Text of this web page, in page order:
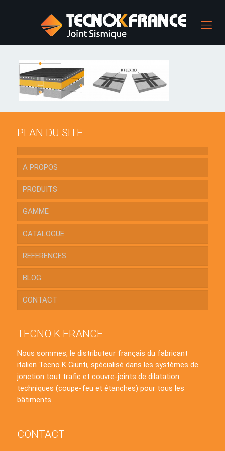
PLAN DU SITE
A PROPOS
PRODUITS
GAMME
CATALOGUE
REFERENCES
BLOG
CONTACT
TECNO K FRANCE
Nous sommes, le distributeur français du fabricant
italien Tecno K Giunti, spécialisé dans les systèmes de
jonction tout trafic et couvre-joints de dilatation
techniques (coupe-feu et étanches) pour tous les
bâtiments.
CONTACT